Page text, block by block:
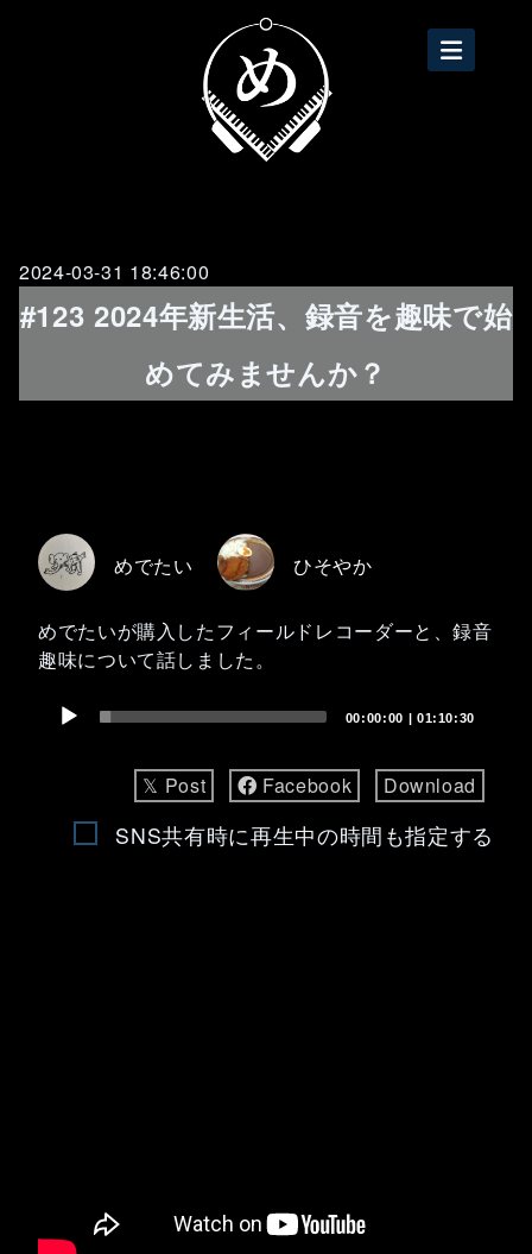
2024-03-31 18:46:00
#123 2024年新生活、録音を趣味で始
めてみませんか？
めでたい ひそやか
めでたいが購入したフィールドレコーダーと、録音
趣味について話しました。
Audio
Player
00:00:00 | 01:10:30
𝕏 Post Facebook Download
SNS共有時に再生中の時間も指定する